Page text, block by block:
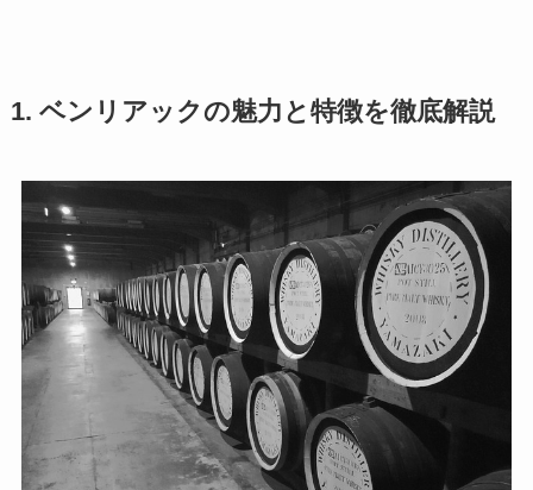
1. ベンリアックの魅力と特徴を徹底解説